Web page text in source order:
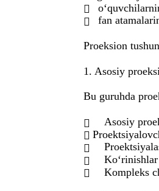


fan
Proeksion
1. Asosiy
Bu guruhda

Asosiy




Kompleks